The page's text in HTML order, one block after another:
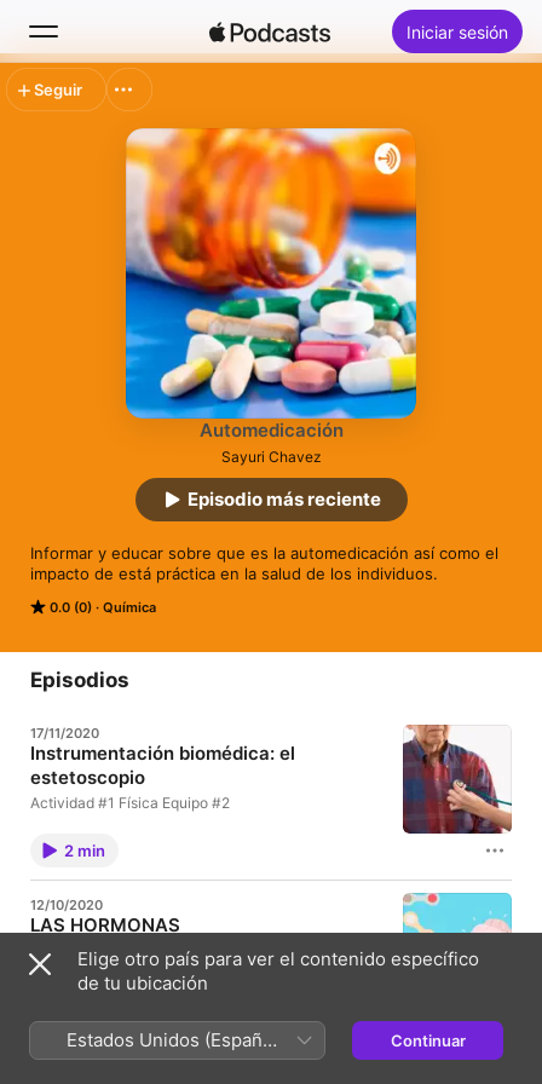
Iniciar sesión
Buscar
Novedades
Lo más escuchado
Automedicación
Sayuri Chavez
0.0 (0) Química
Informar y educar sobre que es la automedicación así como el
impacto de está práctica en la salud de los individuos.
Episodio más reciente
Seguir
Episodios
17/11/2020
Instrumentación biomédica: el
estetoscopio
Actividad #1 Física Equipo #2
2 min
12/10/2020
LAS HORMONAS
En el siguiente podcast explicaremos las funciones
de las hormonas en el comportamiento humano
Elige otro país para ver el contenido específico
de tu ubicación
Estados Unidos (Español
México)
Continuar